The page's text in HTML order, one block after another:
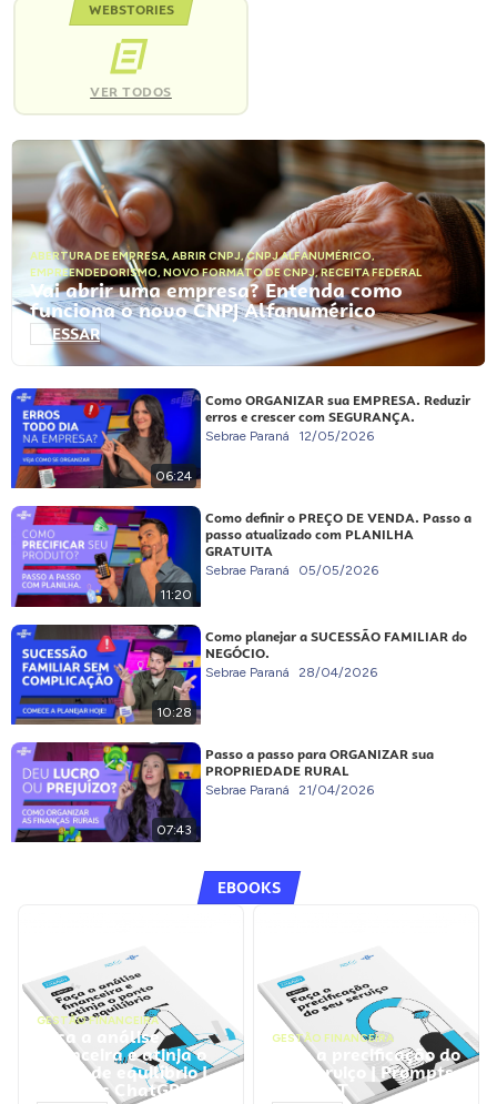
WEBSTORIES
VER TODOS
ABERTURA DE EMPRESA, ABRIR CNPJ,CNPJ ALFANUMÉRICO,
EMPREENDEDORISMO, NOVO FORMATO DE CNPJ,RECEITA FEDERAL
Vai abrir uma empresa? Entenda como
funciona o novo CNPJ Alfanumérico
ACESSAR
06:24
Como ORGANIZAR sua EMPRESA. Reduzir
erros e crescer com SEGURANÇA.
Sebrae Paraná 12/05/2026
11:20
Como definir o PREÇO DE VENDA. Passo a
passo atualizado com PLANILHA
GRATUITA
Sebrae Paraná 05/05/2026
10:28
Como planejar a SUCESSÃO FAMILIAR do
NEGÓCIO.
Sebrae Paraná 28/04/2026
07:43
Passo a passo para ORGANIZAR sua
PROPRIEDADE RURAL
Sebrae Paraná 21/04/2026
EBOOKS
GESTÃO FINANCEIRA
Faça a análise
financeira e atinja o
ponto de equilíbrio |
Prompts ChatGPT
GESTÃO FINANCEIRA
Faça a precificação do
seu serviço | Prompts
ChatGPT